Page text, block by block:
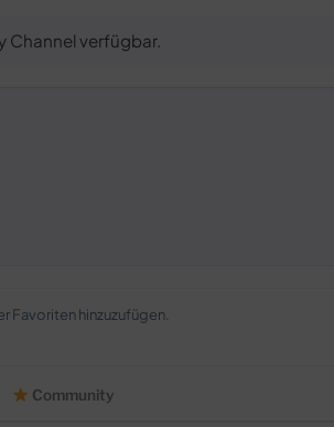
Channel verfügbar.
Favoriten hinzuzufügen.
Community